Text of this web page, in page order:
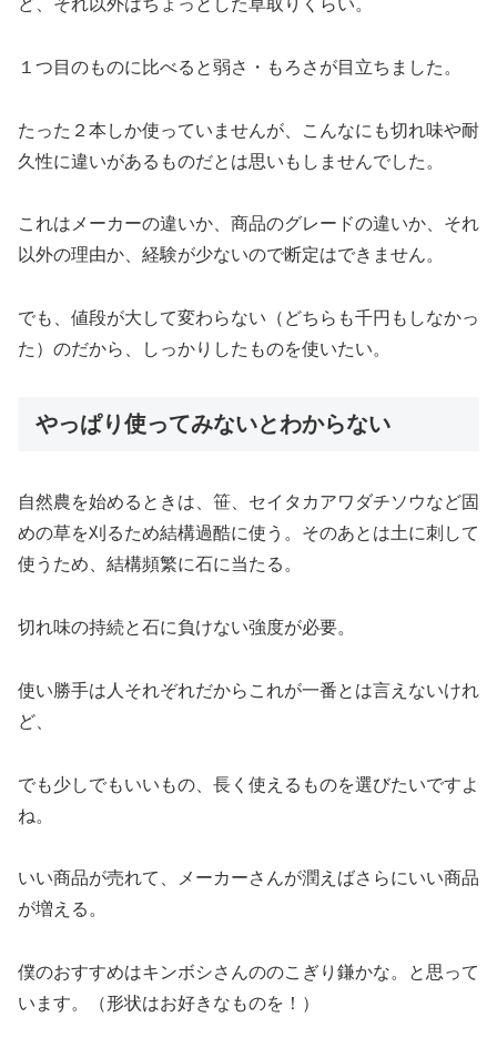
ど、それ以外はちょっとした草取りくらい。
１つ目のものに比べると弱さ・もろさが目立ちました。
たった２本しか使っていませんが、こんなにも切れ味や耐
久性に違いがあるものだとは思いもしませんでした。
これはメーカーの違いか、商品のグレードの違いか、それ
以外の理由か、経験が少ないので断定はできません。
でも、値段が大して変わらない（どちらも千円もしなかっ
た）のだから、しっかりしたものを使いたい。
やっぱり使ってみないとわからない
自然農を始めるときは、笹、セイタカアワダチソウなど固
めの草を刈るため結構過酷に使う。そのあとは土に刺して
使うため、結構頻繁に石に当たる。
切れ味の持続と石に負けない強度が必要。
使い勝手は人それぞれだからこれが一番とは言えないけれ
ど、
でも少しでもいいもの、長く使えるものを選びたいですよ
ね。
いい商品が売れて、メーカーさんが潤えばさらにいい商品
が増える。
僕のおすすめはキンボシさんののこぎり鎌かな。と思って
います。（形状はお好きなものを！）